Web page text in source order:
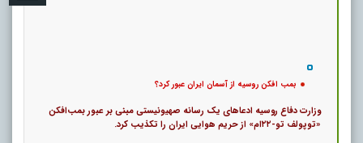
بمب افکن روسیه از آسمان ایران عبور کرد؟
وزارت دفاع روسیه ادعاهای یک رسانه صهیونیستی مبنی بر عبور بمب‌افکن
«توپولف تو-۲۲ام» از حریم هوایی ایران را تکذیب کرد.